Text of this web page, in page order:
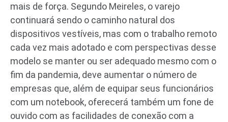
mais de força. Segundo Meireles, o varejo
continuará sendo o caminho natural dos
dispositivos vestíveis, mas com o trabalho remoto
cada vez mais adotado e com perspectivas desse
modelo se manter ou ser adequado mesmo com o
fim da pandemia, deve aumentar o número de
empresas que, além de equipar seus funcionários
com um notebook, oferecerá também um fone de
ouvido com as facilidades de conexão com a